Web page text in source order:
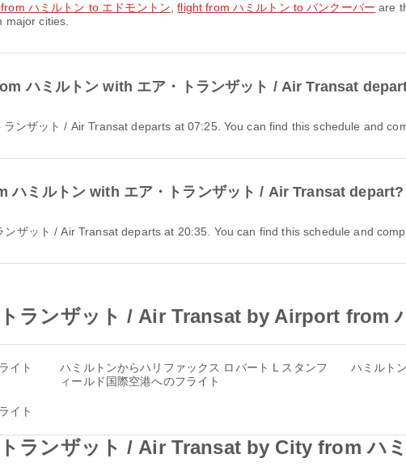
ハミルトン to エドモントン ,flight from ハミルトン to バンクーバー are
cities.
ハミルトン with エア・トランザット / Air Transat
ランザット / Air Transat departs at 07:25. You can find this schedule and
ミルトン with エア・トランザット / Air Transat depart?
ンザット / Air Transat departs at 20:35. You can find this schedule and
ランザット / Air Transat by Airport from
イト
ハミルトンからハリファックス ロバート L スタンフ
ィールド国際空港へのフライト
ハミルト
イト
ランザット / Air Transat by City from ハ